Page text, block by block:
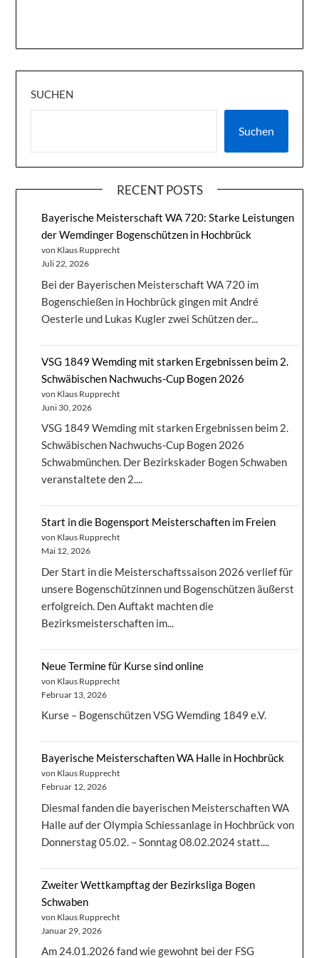
SUCHEN
Suchen
RECENT POSTS
Bayerische Meisterschaft WA 720: Starke Leistungen
der Wemdinger Bogenschützen in Hochbrück
von Klaus Rupprecht
Juli 22, 2026
Bei der Bayerischen Meisterschaft WA 720 im
Bogenschießen in Hochbrück gingen mit André
Oesterle und Lukas Kugler zwei Schützen der...
VSG 1849 Wemding mit starken Ergebnissen beim 2.
Schwäbischen Nachwuchs-Cup Bogen 2026
von Klaus Rupprecht
Juni 30, 2026
VSG 1849 Wemding mit starken Ergebnissen beim 2.
Schwäbischen Nachwuchs-Cup Bogen 2026
Schwabmünchen. Der Bezirkskader Bogen Schwaben
veranstaltete den 2....
Start in die Bogensport Meisterschaften im Freien
von Klaus Rupprecht
Mai 12, 2026
Der Start in die Meisterschaftssaison 2026 verlief für
unsere Bogenschützinnen und Bogenschützen äußerst
erfolgreich. Den Auftakt machten die
Bezirksmeisterschaften im...
Neue Termine für Kurse sind online
von Klaus Rupprecht
Februar 13, 2026
Kurse – Bogenschützen VSG Wemding 1849 e.V.
Bayerische Meisterschaften WA Halle in Hochbrück
von Klaus Rupprecht
Februar 12, 2026
Diesmal fanden die bayerischen Meisterschaften WA
Halle auf der Olympia Schiessanlage in Hochbrück von
Donnerstag 05.02. – Sonntag 08.02.2024 statt....
Zweiter Wettkampftag der Bezirksliga Bogen
Schwaben
von Klaus Rupprecht
Januar 29, 2026
Am 24.01.2026 fand wie gewohnt bei der FSG